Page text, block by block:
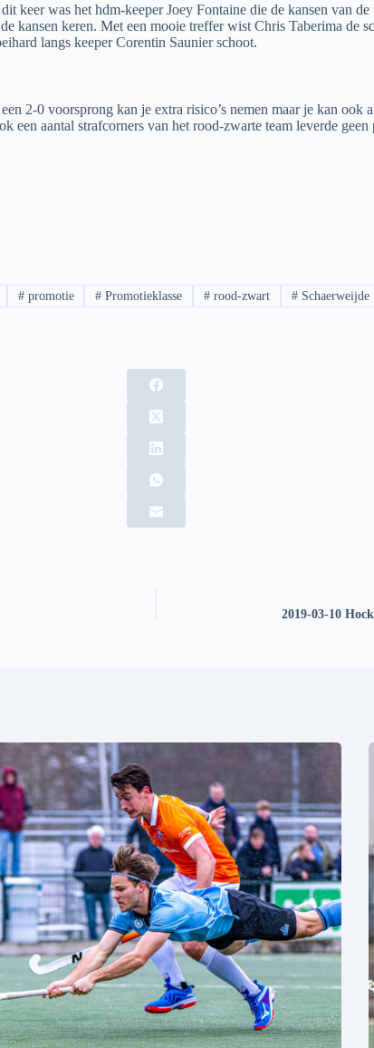
keer was het hdm-keeper Joey Fontaine die de kansen van
kansen keren. Met een mooie treffer wist Chris Taberima de
langs keeper Corentin Saunier schoot.
2-0 voorsprong kan je extra risico’s nemen maar je kan ook
een aantal strafcorners van het rood-zwarte team leverde geen
#promotie # Promotieklasse # rood-zwart #Schaerweijde
2019-03-10